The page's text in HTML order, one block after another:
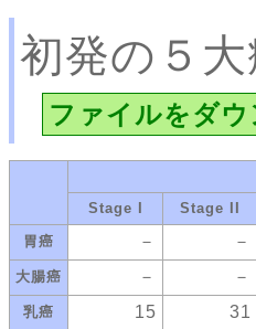
初発の５
ファイルをダウ
Stage I
Stage II
胃癌
－ －
大腸癌 － －
乳癌 15 31